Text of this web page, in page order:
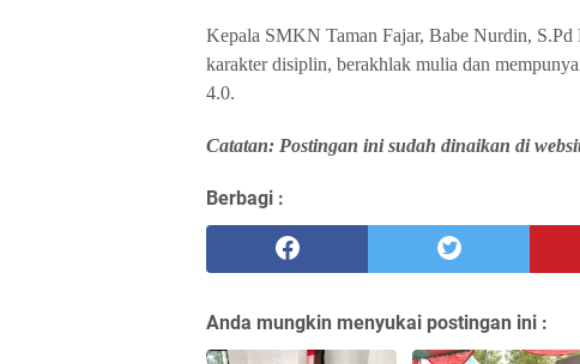
Kepala SMKN Taman Fajar, Babe Nurdin,
karakter disiplin, berakhlak mulia dan
4.0.
Catatan: Postingan ini sudah dinaikan di
Berbagi :
Anda mungkin menyukai postingan ini :